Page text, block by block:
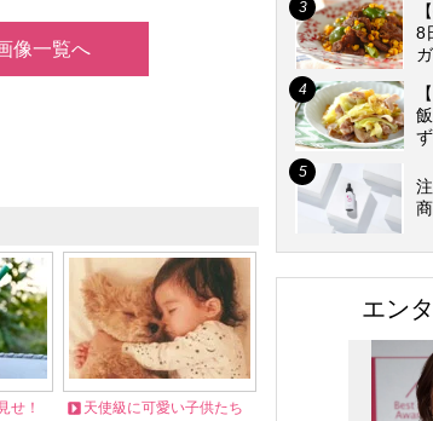
像一覧へ
せ！ 天使級に可愛い子供たち
8
エン